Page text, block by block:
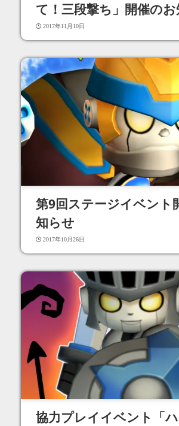
て！三段撃ち」開催の
2017年11月10日
第9回ステージイベント
知らせ
2017年10月26日
協力プレイイベント「